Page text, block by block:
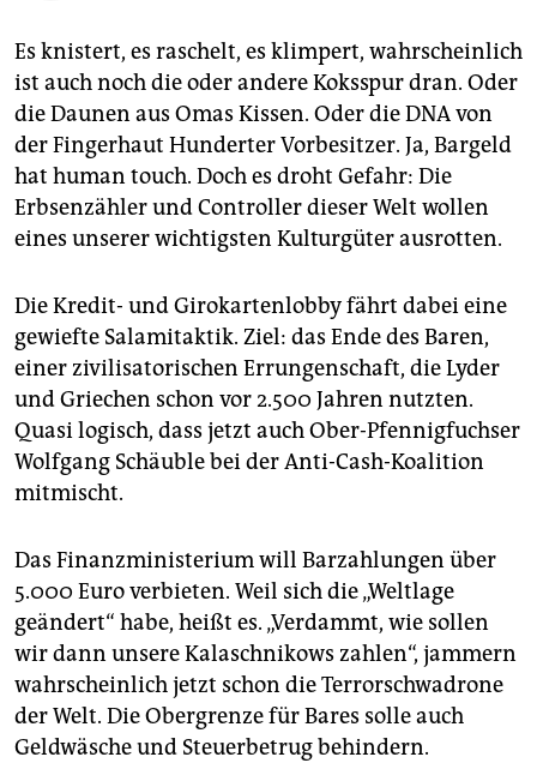
unterstützen
abo
genossenschaft
epaper login
Es knistert, es raschelt, es klimpert, wahrscheinlich
ist auch noch die oder andere Koksspur dran. Oder
die Daunen aus Omas Kissen. Oder die DNA von
der Fingerhaut Hunderter Vorbesitzer. Ja, Bargeld
hat human touch. Doch es droht Gefahr: Die
Erbsenzähler und Controller dieser Welt wollen
eines unserer wichtigsten Kulturgüter ausrotten.
Die Kredit- und Girokartenlobby fährt dabei eine
gewiefte Salamitaktik. Ziel: das Ende des Baren,
einer zivilisatorischen Errungenschaft, die Lyder
und Griechen schon vor 2.500 Jahren nutzten.
Quasi logisch, dass jetzt auch Ober-Pfennigfuchser
Wolfgang Schäuble bei der Anti-Cash-Koalition
mitmischt.
Das Finanzministerium will Barzahlungen über
5.000 Euro verbieten. Weil sich die „Weltlage
geändert“ habe, heißt es. „Verdammt, wie sollen
wir dann unsere Kalaschnikows zahlen“, jammern
wahrscheinlich jetzt schon die Terrorschwadrone
der Welt. Die Obergrenze für Bares solle auch
Geldwäsche und Steuerbetrug behindern.